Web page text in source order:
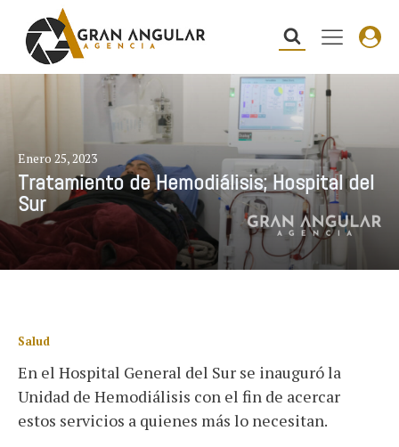
Enero 25, 2023
Tratamiento de Hemodiálisis; Hospital del
Sur
Salud
En el Hospital General del Sur se inauguró la
Unidad de Hemodiálisis con el fin de acercar
estos servicios a quienes más lo necesitan.